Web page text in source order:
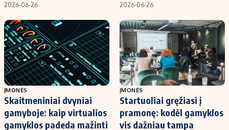
Turinio žymėjimo taisyklės
Kontaktai
Regionų naujienos
Indėlių palūkanos
2026-06-26 2026-06-26
ĮMONĖS
Skaitmeniniai dvyniai
gamyboje: kaip virtualios
gamyklos padeda mažinti
ĮMONĖS
Startuoliai gręžiasi į
pramonę: kodėl gamyklos
vis dažniau tampa